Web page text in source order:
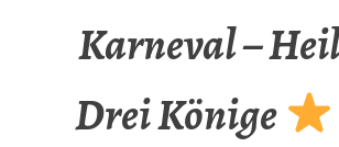
Karneval –
Drei Könige